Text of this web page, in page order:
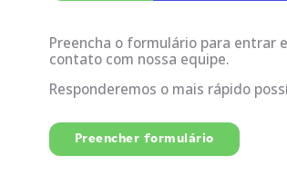
Preencha o formulário para entrar
contato com nossa equipe.
Responderemos o mais rápido
Preencher formulário